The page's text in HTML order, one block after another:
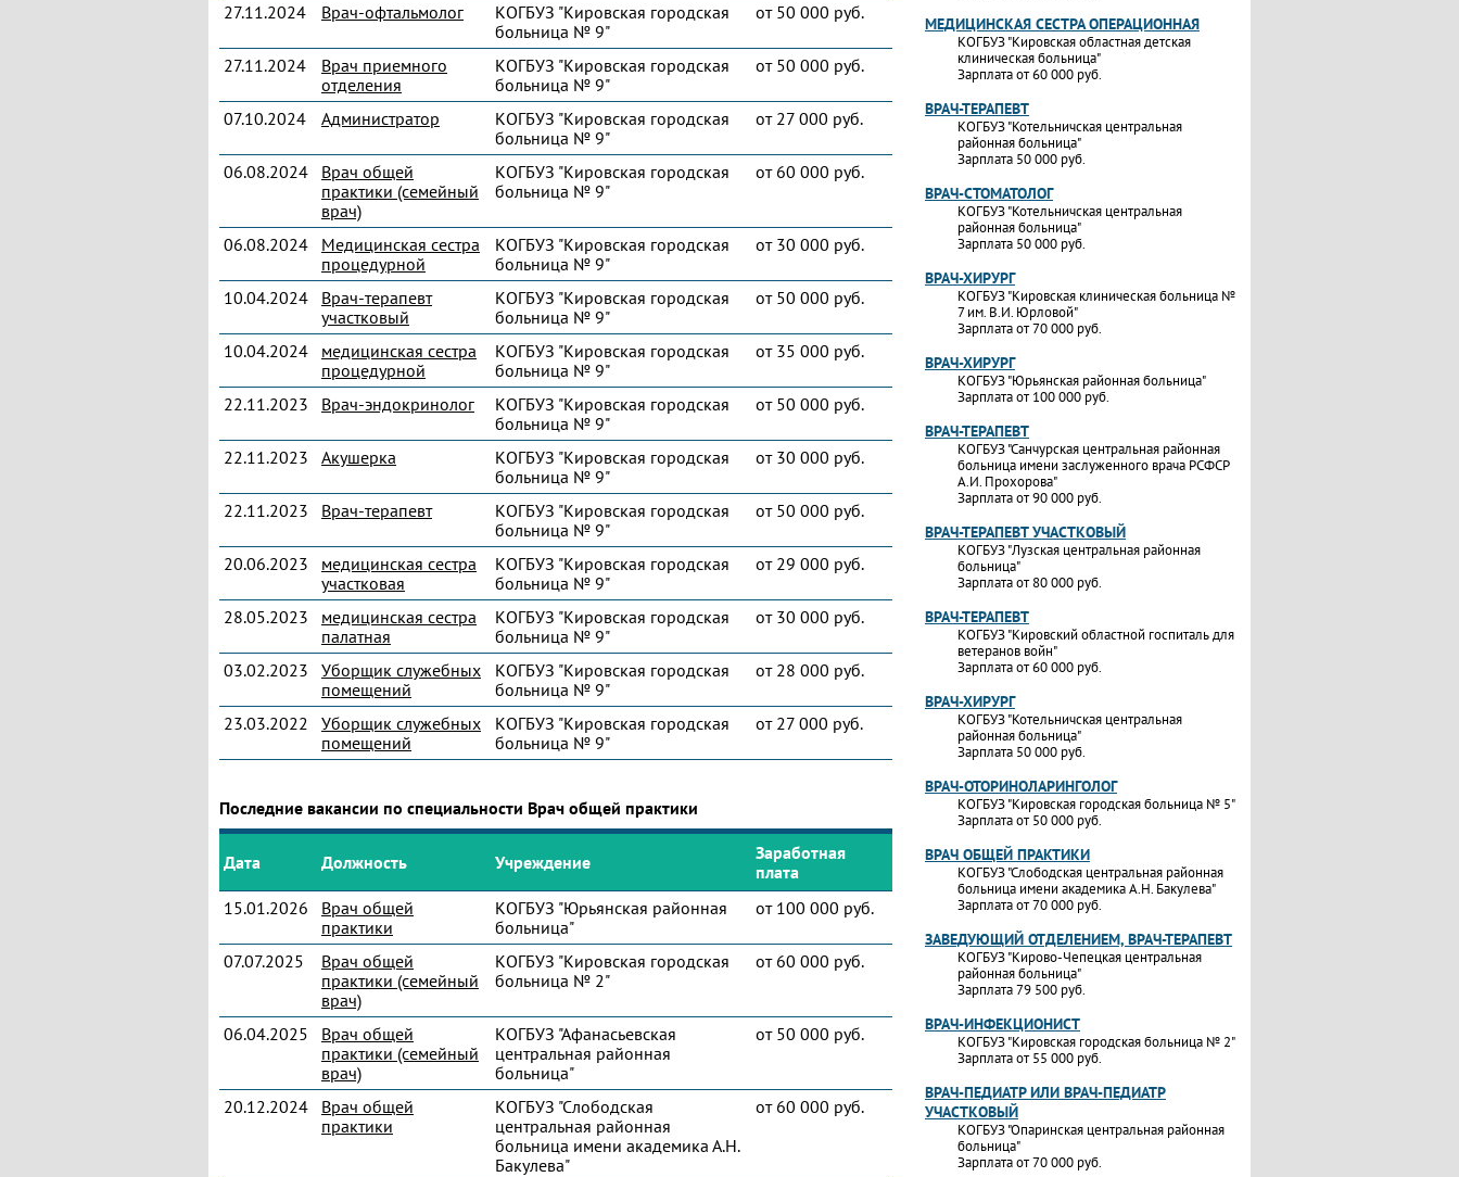
27.11.2024 Врач-офтальмолог
КОГБУЗ "Кировская городская
больница № 9"
от 50 000 руб.
27.11.2024
Врач приемного
отделения
КОГБУЗ "Кировская городская
больница № 9"
от 50 000 руб.
07.10.2024 Администратор
КОГБУЗ "Кировская городская
больница № 9"
от 27 000 руб.
06.08.2024
Врач общей
практики (семейный
врач)
КОГБУЗ "Кировская городская
больница № 9"
от 60 000 руб.
06.08.2024
Медицинская сестра
процедурной
КОГБУЗ "Кировская городская
больница № 9"
от 30 000 руб.
10.04.2024
Врач-терапевт
участковый
КОГБУЗ "Кировская городская
больница № 9"
от 50 000 руб.
10.04.2024
медицинская сестра
процедурной
КОГБУЗ "Кировская городская
больница № 9"
от 35 000 руб.
22.11.2023 Врач-эндокринолог
КОГБУЗ "Кировская городская
больница № 9"
от 50 000 руб.
22.11.2023 Акушерка
КОГБУЗ "Кировская городская
больница № 9"
от 30 000 руб.
22.11.2023 Врач-терапевт
КОГБУЗ "Кировская городская
больница № 9"
от 50 000 руб.
20.06.2023
медицинская сестра
участковая
КОГБУЗ "Кировская городская
больница № 9"
от 29 000 руб.
28.05.2023
медицинская сестра
палатная
КОГБУЗ "Кировская городская
больница № 9"
от 30 000 руб.
03.02.2023
Уборщик служебных
помещений
КОГБУЗ "Кировская городская
больница № 9"
от 28 000 руб.
23.03.2022
Уборщик служебных
помещений
КОГБУЗ "Кировская городская
больница № 9"
от 27 000 руб.
Последние вакансии по специальности Врач общей практики
Дата Должность Учреждение
Заработная
плата
15.01.2026
Врач общей
практики
КОГБУЗ "Юрьянская районная
больница"
от 100 000 руб.
07.07.2025
Врач общей
практики (семейный
врач)
КОГБУЗ "Кировская городская
больница № 2"
от 60 000 руб.
06.04.2025
Врач общей
практики (семейный
врач)
КОГБУЗ "Афанасьевская
центральная районная
больница"
от 50 000 руб.
20.12.2024
Врач общей
практики
КОГБУЗ "Слободская
центральная районная
больница имени академика А.Н.
Бакулева"
от 60 000 руб.
МЕДИЦИНСКАЯ СЕСТРА ОПЕРАЦИОННАЯ
КОГБУЗ "Кировская областная детская
клиническая больница"
Зарплата от 60 000 руб.
ВРАЧ-ТЕРАПЕВТ
КОГБУЗ "Котельничская центральная
районная больница"
Зарплата 50 000 руб.
ВРАЧ-СТОМАТОЛОГ
КОГБУЗ "Котельничская центральная
районная больница"
Зарплата 50 000 руб.
ВРАЧ-ХИРУРГ
КОГБУЗ "Кировская клиническая больница №
7 им. В.И. Юрловой"
Зарплата от 70 000 руб.
ВРАЧ-ХИРУРГ
КОГБУЗ "Юрьянская районная больница"
Зарплата от 100 000 руб.
ВРАЧ-ТЕРАПЕВТ
КОГБУЗ "Санчурская центральная районная
больница имени заслуженного врача РСФСР
А.И. Прохорова"
Зарплата от 90 000 руб.
ВРАЧ-ТЕРАПЕВТ УЧАСТКОВЫЙ
КОГБУЗ "Лузская центральная районная
больница"
Зарплата от 80 000 руб.
ВРАЧ-ТЕРАПЕВТ
КОГБУЗ "Кировский областной госпиталь для
ветеранов войн"
Зарплата от 60 000 руб.
ВРАЧ-ХИРУРГ
КОГБУЗ "Котельничская центральная
районная больница"
Зарплата 50 000 руб.
ВРАЧ-ОТОРИНОЛАРИНГОЛОГ
КОГБУЗ "Кировская городская больница № 5"
Зарплата от 50 000 руб.
ВРАЧ ОБЩЕЙ ПРАКТИКИ
КОГБУЗ "Слободская центральная районная
больница имени академика А.Н. Бакулева"
Зарплата от 70 000 руб.
ЗАВЕДУЮЩИЙ ОТДЕЛЕНИЕМ, ВРАЧ-ТЕРАПЕВТ
КОГБУЗ "Кирово-Чепецкая центральная
районная больница"
Зарплата 79 500 руб.
ВРАЧ-ИНФЕКЦИОНИСТ
КОГБУЗ "Кировская городская больница № 2"
Зарплата от 55 000 руб.
ВРАЧ-ПЕДИАТР ИЛИ ВРАЧ-ПЕДИАТР
УЧАСТКОВЫЙ
КОГБУЗ "Опаринская центральная районная
больница"
Зарплата от 70 000 руб.